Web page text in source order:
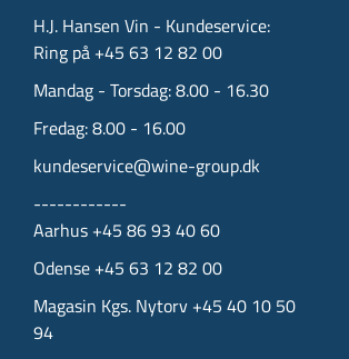
H.J. Hansen Vin - Kundeservice:
Ring på +45 63 12 82 00
Mandag - Torsdag: 8.00 - 16.30
Fredag: 8.00 - 16.00
kundeservice@wine-group.dk
------------
Aarhus +45 86 93 40 60
Odense +45 63 12 82 00
Magasin Kgs. Nytorv +45 40 10 50
94